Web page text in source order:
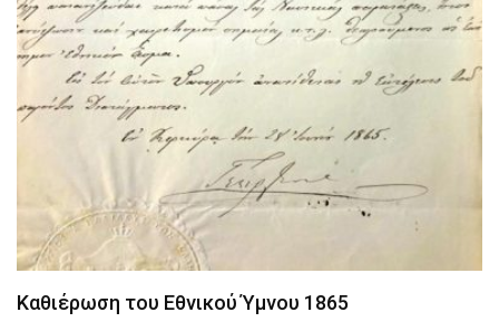
Καθιέρωση του Εθνικού Ύμνου 1865